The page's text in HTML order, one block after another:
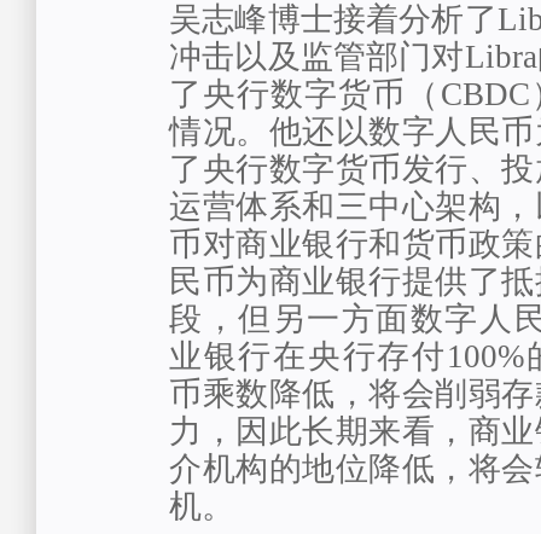
吴志峰博士接着分析了
冲击以及监管部门对
了央行数字货币（
情况。他还以数字人民
了央行数字货币发行、
运营体系和三中心架构
币对商业银行和货币政
民币为商业银行提供了
段，但另一方面数字人
业银行在央行存付100%
币乘数降低，将会削弱
力，因此长期来看，商
介机构的地位降低，将
机。